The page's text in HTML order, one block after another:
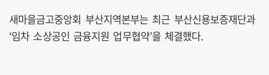
새마을금고중앙회 부산지역본부는 최근 부산신용보증재단과
‘임차 소상공인 금융지원 업무협약’을 체결했다.